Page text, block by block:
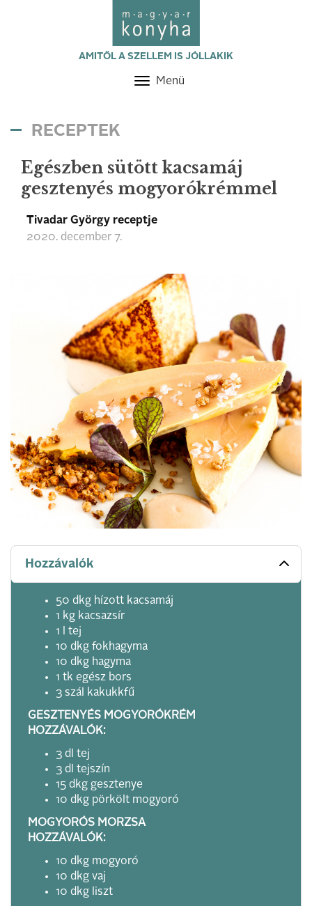
AMITŐL A SZELLEM IS JÓLLAKIK
Toggle
Menü
RECEPTEK
Egészben sütött kacsamáj
gesztenyés mogyorókrémmel
Tivadar György receptje
2020. december 7.
Hozzávalók
50 dkg hízott kacsamáj
1 kg kacsazsír
1 l tej
10 dkg fokhagyma
10 dkg hagyma
1 tk egész bors
3 szál kakukkfű
GESZTENYÉS MOGYORÓKRÉM
HOZZÁVALÓK:
3 dl tej
3 dl tejszín
15 dkg gesztenye
10 dkg pörkölt mogyoró
MOGYORÓS MORZSA
HOZZÁVALÓK:
10 dkg mogyoró
10 dkg vaj
10 dkg liszt